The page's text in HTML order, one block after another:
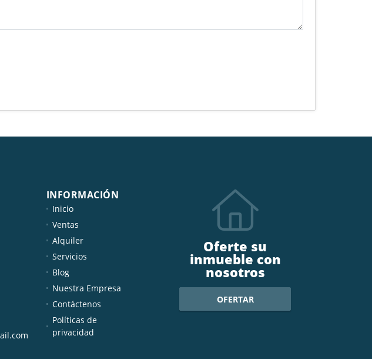
INFORMACIÓN
Inicio
Ventas
Alquiler
Servicios
Blog
Nuestra Empresa
Contáctenos
Políticas de
privacidad
Oferte su
inmueble con
nosotros
OFERTAR